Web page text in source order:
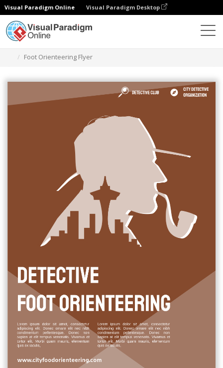
Visual Paradigm Online Visual Paradigm Desktop
Foot Orienteering Flyer